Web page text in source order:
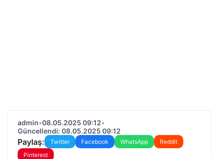
admin•08.05.2025 09:12•
Güncellendi: 08.05.2025 09:12
Paylaş: Twitter Facebook WhatsApp
Reddit
Pinterest